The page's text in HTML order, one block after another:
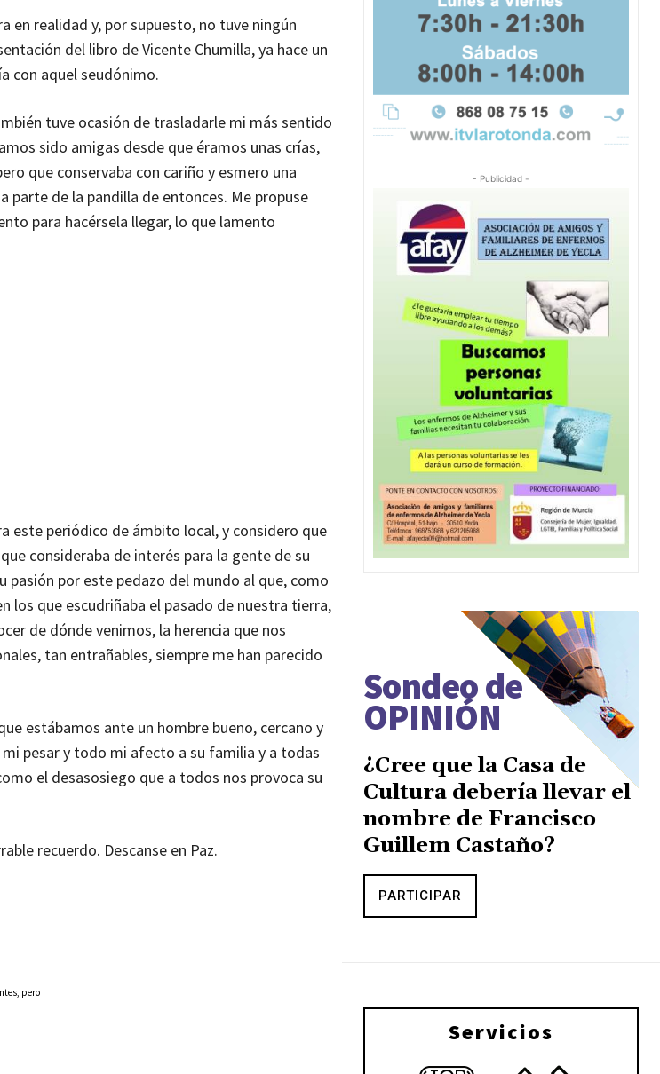
en realidad y, por supuesto, no tuve ningún
del libro de Vicente Chumilla, ya hace un
con aquel seudónimo.
tuve ocasión de trasladarle mi más sentido
sido amigas desde que éramos unas crías,
que conservaba con cariño y esmero una
parte de la pandilla de entonces. Me propuse
para hacérsela llegar, lo que lamento
este periódico de ámbito local, y considero que
consideraba de interés para la gente de su
pasión por este pedazo del mundo al que, como
los que escudriñaba el pasado de nuestra tierra,
de dónde venimos, la herencia que nos
tan entrañables, siempre me han parecido
estábamos ante un hombre bueno, cercano y
pesar y todo mi afecto a su familia y a todas
el desasosiego que a todos nos provoca su
recuerdo. Descanse en Paz.
pero
- Publicidad -
Sondeo de
OPINIÓN
¿Cree que la Casa de
Cultura debería llevar el
nombre de Francisco
Guillem Castaño?
PARTICIPAR
Servicios